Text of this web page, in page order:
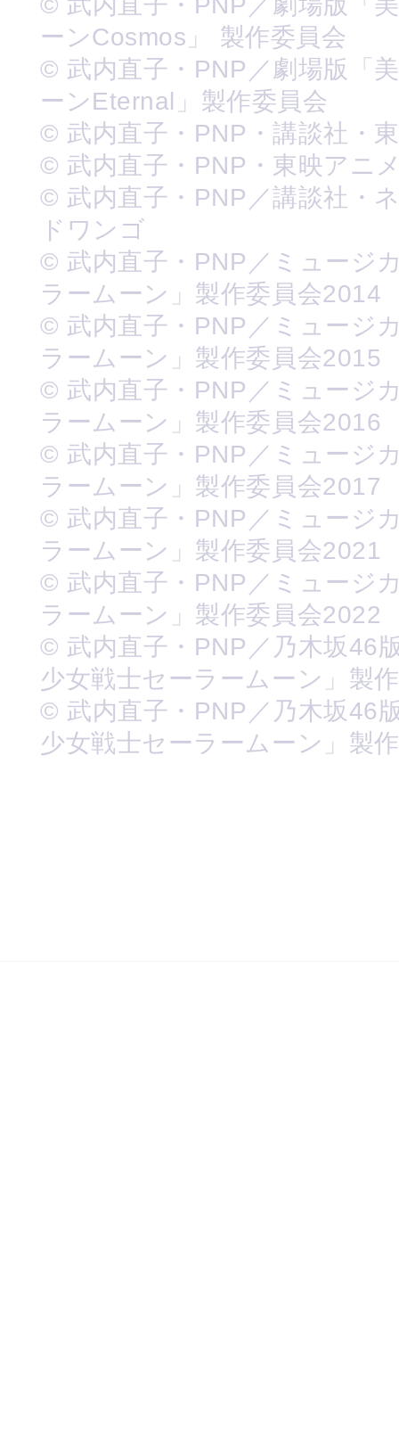
ーンCosmos」 製作委員会
© 武内直子・PNP／劇場版「
ーンEternal」製作委員会
© 武内直子・PNP・講談社・
© 武内直子・PNP・東映アニ
© 武内直子・PNP／講談社・
ドワンゴ
© 武内直子・PNP／ミュージ
ラームーン」製作委員会2014
© 武内直子・PNP／ミュージ
ラームーン」製作委員会2015
© 武内直子・PNP／ミュージ
ラームーン」製作委員会2016
© 武内直子・PNP／ミュージ
ラームーン」製作委員会2017
© 武内直子・PNP／ミュージ
ラームーン」製作委員会2021
© 武内直子・PNP／ミュージ
ラームーン」製作委員会2022
© 武内直子・PNP／乃木坂46
少女戦士セーラームーン」製
© 武内直子・PNP／乃木坂46
少女戦士セーラームーン」製